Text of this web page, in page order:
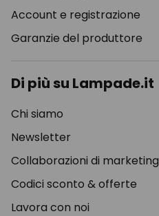
Account e registrazione
Garanzie del produttore
Di più su Lampade.it
Chi siamo
Newsletter
Collaborazioni di marketing
Codici sconto & offerte
Lavora con noi